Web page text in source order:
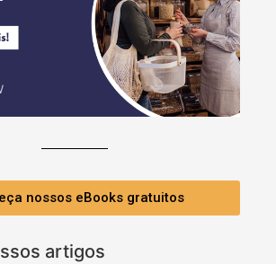
nossos eBooks gratuitos
artigos